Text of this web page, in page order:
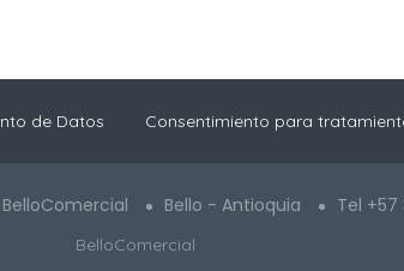
de Datos Consentimiento para
Bello - Antioquia Tel +57
BelloComercial